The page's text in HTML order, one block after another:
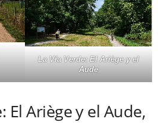
La Vía Verde: El Ariège y el
Aude
El Ariège y el Aude,